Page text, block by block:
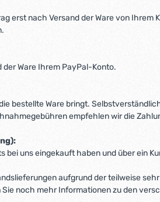
erst nach Versand der Ware von
Ware Ihrem PayPal-Konto.
bestellte Ware bringt.
empfehlen wir die
bei uns eingekauft haben und über ein
aufgrund der teilweise
noch mehr Informationen zu den